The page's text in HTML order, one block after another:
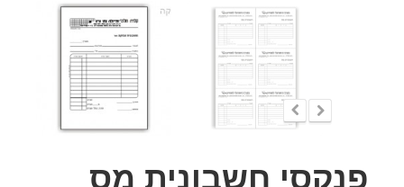
פנקסי חשבונית מס